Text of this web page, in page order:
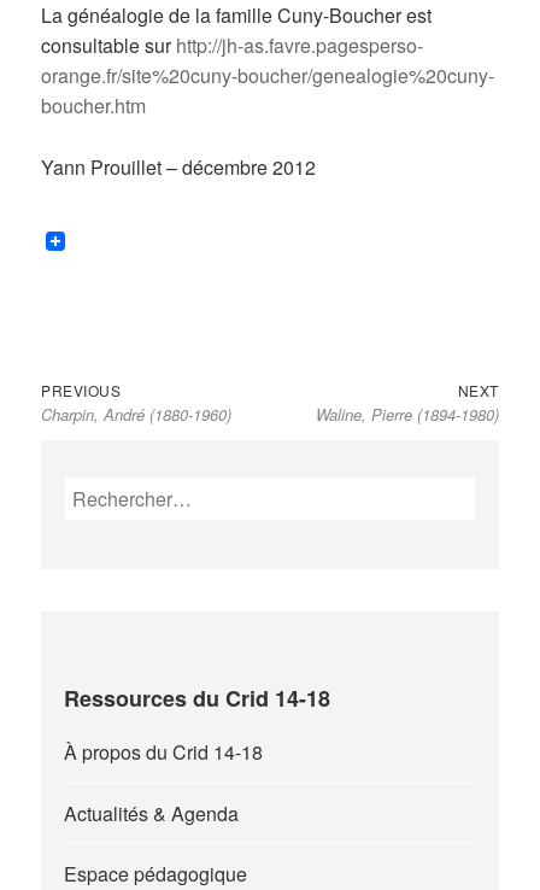
La généalogie de la famille Cuny-Boucher est
consultable surhttp://jh-as.favre.pagesperso-
orange.fr/site%20cuny-boucher/genealogie%20cuny-
boucher.htm
Yann Prouillet – décembre 2012
Navigation
de
PREVIOUSPrevious
post:
Charpin, André (1880-1960)
NEXTNext
post:
Waline, Pierre (1894-1980)
Rechercher :
Ressources du Crid 14-18
À propos du Crid 14-18
Actualités & Agenda
Espace pédagogique